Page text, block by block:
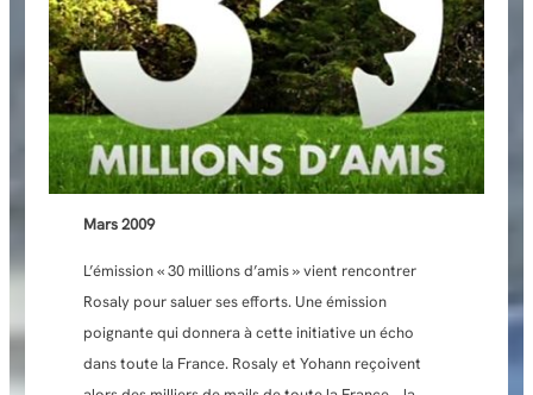
Mars2009
L’émission « 30 millions d’amis » vient rencontrer
Rosaly pour saluer ses efforts. Une émission
poignante qui donnera à cette initiative un écho
dans toute la France. Rosaly et Yohann reçoivent